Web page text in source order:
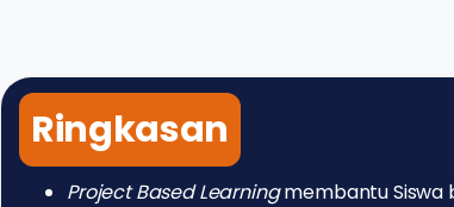
Ringkasan
Project Based Learningmembantu Siswa